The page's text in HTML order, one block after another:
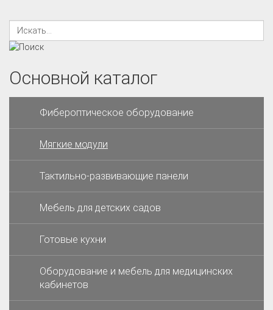
Основной каталог
Фибероптическое оборудование
Мягкие модули
Тактильно-развивающие панели
Мебель для детских садов
Готовые кухни
Оборудование и мебель для медицинских
кабинетов